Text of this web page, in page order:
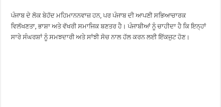
ਪੰਜਾਬ ਦੇ ਲੋਕ ਬੇਹੱਦ ਮਹਿਮਾਨਨਵਾਜ਼ ਹਨ, ਪਰ ਪੰਜਾਬ ਦੀ ਆਪਣੀ ਸਭਿਆਚਾਰਕ
ਵਿਲੱਖਣਤਾ, ਭਾਸ਼ਾ ਅਤੇ ਵੱਖਰੀ ਸਮਾਜਿਕ ਬਣਤਰ ਹੈ। ਪੰਜਾਬੀਆਂ ਨੂੰ ਚਾਹੀਦਾ ਹੈ ਕਿ ਇਨ੍ਹਾਂ
ਸਾਰੇ ਸੰਘਰਸ਼ਾਂ ਨੂੰ ਸਮਝਦਾਰੀ ਅਤੇ ਸਾਂਝੀ ਸੋਚ ਨਾਲ ਹੱਲ ਕਰਨ ਲਈ ਇੱਕਜੁਟ ਹੋਣ।